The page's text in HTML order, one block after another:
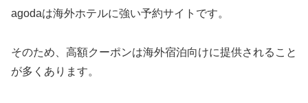
agodaは海外ホテルに強い予約サイトです。
そのため、高額クーポンは海外宿泊向けに提供されること
が多くあります。